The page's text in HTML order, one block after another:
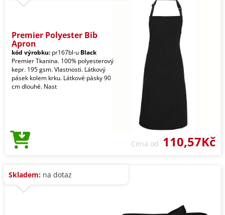
Premier Polyester Bib
Apron
kód výrobku: pr167bl-u Black
Premier Tkanina. 100% polyesterový
kepr. 195 gsm. Vlastnosti. Látkový
pásek kolem krku. Látkové pásky 90
cm dlouhé. Nast
Cena od 110,57Kč
Skladem: na dotaz